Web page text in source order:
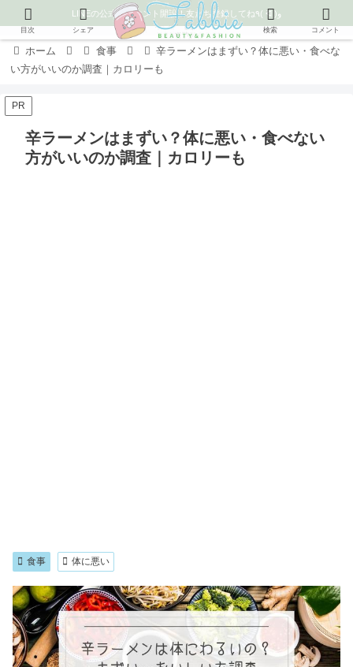
LINEの公式アカウント開設！友だち登録してね٩( ᐛ )و
ホーム 食事
辛ラーメンはまずい？体に悪い・食べな
い方がいいのか調査｜カロリーも
PR
辛ラーメンはまずい？体に悪い・食べない
方がいいのか調査｜カロリーも
食事 体に悪い
目次 シェア 検索 コメント